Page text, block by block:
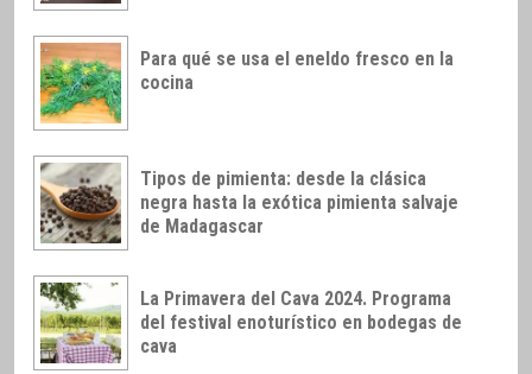
Para qué se usa el eneldo fresco en la
cocina
Tipos de pimienta: desde la clásica
negra hasta la exótica pimienta salvaje
de Madagascar
La Primavera del Cava 2024. Programa
del festival enoturístico en bodegas de
cava